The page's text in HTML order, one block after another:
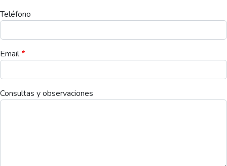
Teléfono
Email
Consultas y observaciones